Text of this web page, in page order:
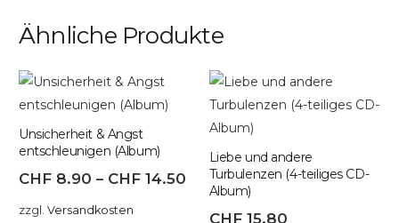
Varianten
Die
Optionen
können
Produktseite
Ähnliche Produkte
Unsicherheit & Angst
entschleunigen (Album)
CHF 8.90 – CHF 14.50
zzgl. Versandkosten
Liebe und andere
Turbulenzen (4-teiliges CD-
Album)
CHF15.80